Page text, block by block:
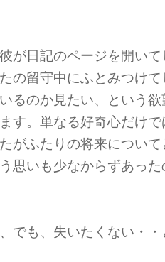
が日記のページを開い
の留守中にふとみつけ
るのか見たい、という
す。単なる好奇心だけ
がふたりの将来につい
思いも少なからずあっ
でも、失いたくない・